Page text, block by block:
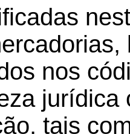
nos
jurídica
tais